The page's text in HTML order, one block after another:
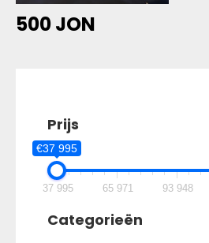
Prijs
€37 995
37 995 65 971 93 948
Categorieën
500 JON